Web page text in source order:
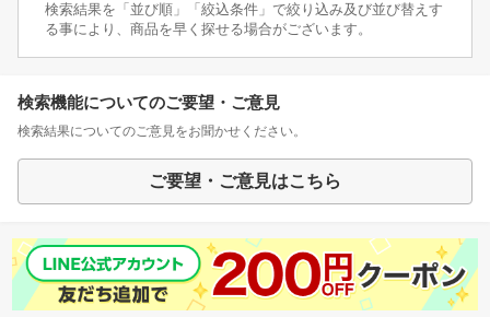
検索結果を「並び順」「絞込条件」で絞り込み及び並び替えす
る事により、商品を早く探せる場合がございます。
検索機能についてのご要望・ご意見
検索結果についてのご意見をお聞かせください。
ご要望・ご意見はこちら